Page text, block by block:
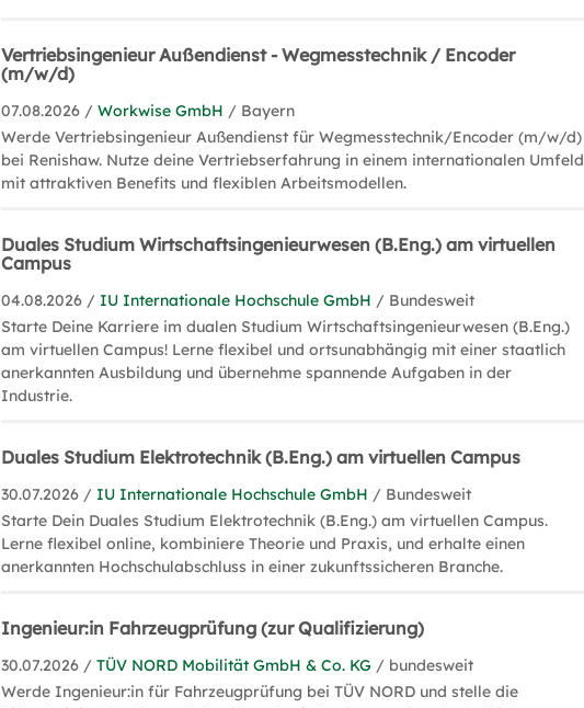
Vertriebsingenieur Außendienst - Wegmesstechnik / Encoder
(m/w/d)
07.08.2026 /Workwise GmbH / Bayern
Werde Vertriebsingenieur Außendienst für Wegmesstechnik/Encoder (m/w/d)
bei Renishaw. Nutze deine Vertriebserfahrung in einem internationalen Umfeld
mit attraktiven Benefits und flexiblen Arbeitsmodellen.
Duales Studium Wirtschaftsingenieurwesen (B.Eng.) am virtuellen
Campus
04.08.2026 / IU Internationale Hochschule GmbH / Bundesweit
Starte Deine Karriere im dualen Studium Wirtschaftsingenieurwesen (B.Eng.)
am virtuellen Campus! Lerne flexibel und ortsunabhängig mit einer staatlich
anerkannten Ausbildung und übernehme spannende Aufgaben in der
Industrie.
Duales Studium Elektrotechnik (B.Eng.) am virtuellen Campus
30.07.2026 / IU Internationale Hochschule GmbH / Bundesweit
Starte Dein Duales Studium Elektrotechnik (B.Eng.) am virtuellen Campus.
Lerne flexibel online, kombiniere Theorie und Praxis, und erhalte einen
anerkannten Hochschulabschluss in einer zukunftssicheren Branche.
Ingenieur:in Fahrzeugprüfung (zur Qualifizierung)
30.07.2026 /TÜV NORD Mobilität GmbH & Co. KG / bundesweit
Werde Ingenieur:in für Fahrzeugprüfung bei TÜV NORD und stelle die